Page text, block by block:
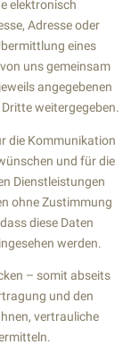
elektronisch
Adresse oder
eines
uns gemeinsam
angegebenen
weitergegeben.
die Kommunikation
und für die
Dienstleistungen
ohne Zustimmung
diese Daten
werden.
– somit abseits
und den
vertrauliche